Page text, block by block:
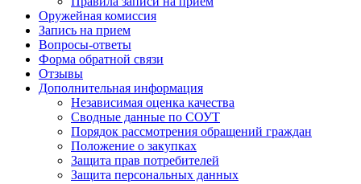
Оружейная комиссия
Запись на прием
Вопросы-ответы
Форма обратной связи
Отзывы
Дополнительная информация
Независимая оценка качества
Сводные данные по СОУТ
Порядок рассмотрения обращений граждан
Положение о закупках
Защита прав потребителей
Защита персональных данных